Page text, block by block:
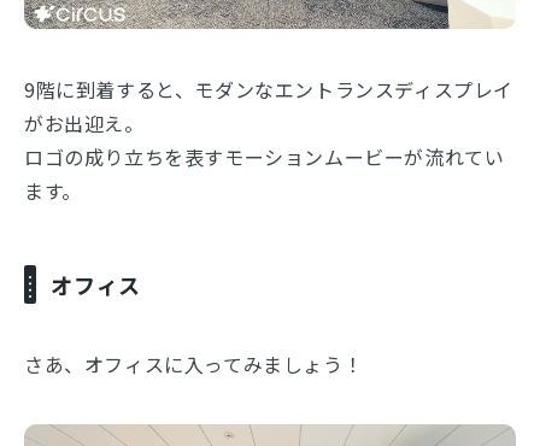
9階に到着すると、モダンなエントランスディスプレイ
がお出迎え。
ロゴの成り立ちを表すモーションムービーが流れてい
ます。
オフィス
さあ、オフィスに入ってみましょう！